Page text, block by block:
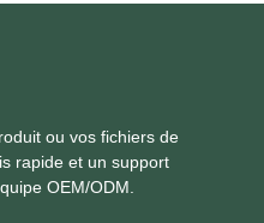
ou vos fichiers de
rapide et un support
OEM/ODM.